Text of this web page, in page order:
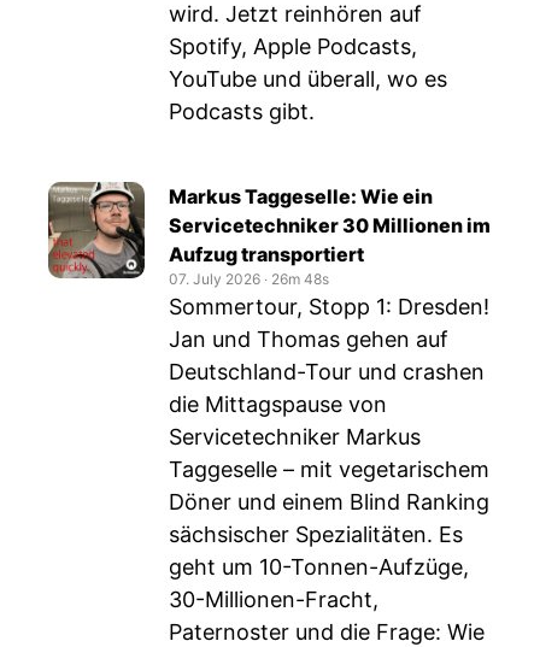
wird. Jetzt reinhören auf
Spotify, Apple Podcasts,
YouTube und überall, wo es
Podcasts gibt.
Markus Taggeselle: Wie ein
Servicetechniker 30 Millionen im
Aufzug transportiert
07. July 2026 ‧ 26m 48s
Sommertour, Stopp 1: Dresden!
Jan und Thomas gehen auf
Deutschland-Tour und crashen
die Mittagspause von
Servicetechniker Markus
Taggeselle – mit vegetarischem
Döner und einem Blind Ranking
sächsischer Spezialitäten. Es
geht um 10-Tonnen-Aufzüge,
30-Millionen-Fracht,
Paternoster und die Frage: Wie